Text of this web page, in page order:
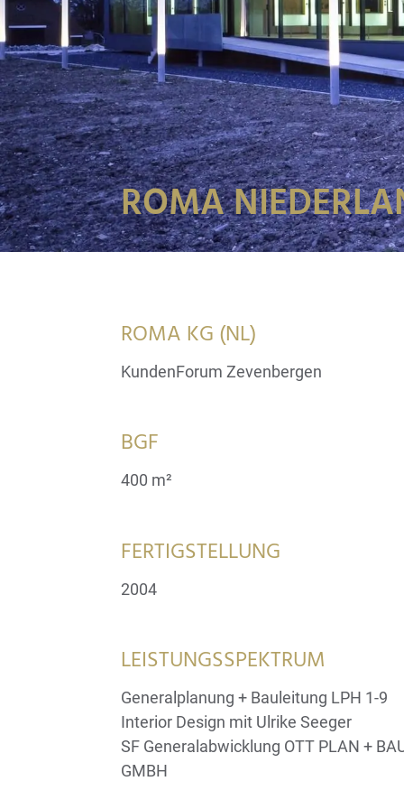
ROMA
ROMA KG (NL)
KundenForum Zevenbergen
BGF
400 m²
FERTIGSTELLUNG
2004
LEISTUNGSSPEKTRUM
Generalplanung + Bauleitung LPH 1-9
Interior Design mit Ulrike Seeger
SF Generalabwicklung OTT PLAN +
GMBH